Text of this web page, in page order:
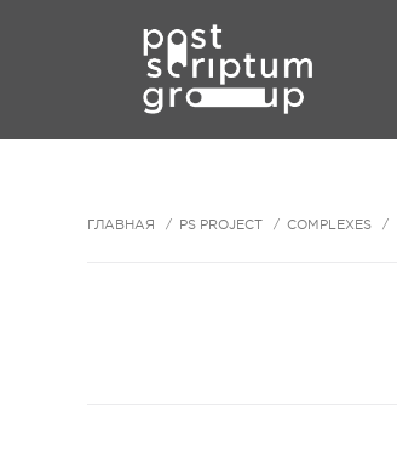
ГЛАВНАЯ PS PROJECT COMPLEXES